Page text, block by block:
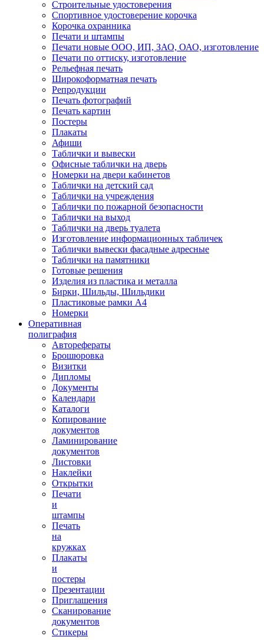
Строительные удостоверения
Спортивное удостоверение корочка
Корочка охранника
Печати и штампы
Печати новые ООО, ИП, ЗАО, ОАО, изготовление
Печати по оттиску, изготовление
Рельефная печать
Широкоформатная печать
Репродукции
Печать фотографий
Печать картин
Постеры
Плакаты
Афиши
Таблички и вывески
Офисные таблички на дверь
Номерки на двери кабинетов
Таблички на детский сад
Таблички на учреждения
Таблички по пожарной безопасности
Таблички на выход
Таблички на дверь туалета
Изготовление информационных табличек
Таблички вывески фасадные адресные
Таблички на памятники
Готовые решения
Изделия из пластика и металла
Бирки, Шильды, Шильдики
Пластиковые рамки А4
Номерки
Оперативная
полиграфия
Авторефераты
Брошюровка
Визитки
Дипломы
Документы
Календари
Каталоги
Копирование
документов
Ламинирование
документов
Листовки
Наклейки
Открытки
Печати
и
штампы
Печать
на
кружках
Плакаты
и
постеры
Презентации
Приглашения
Сканирование
документов
Стикеры